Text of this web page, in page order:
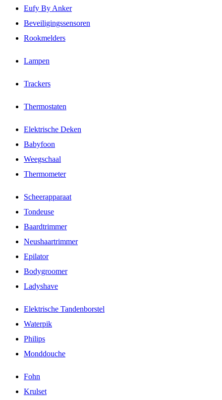
Eufy By Anker
Beveiligingssensoren
Rookmelders
Lampen
Trackers
Thermostaten
Elektrische Deken
Babyfoon
Weegschaal
Thermometer
Scheerapparaat
Tondeuse
Baardtrimmer
Neushaartrimmer
Epilator
Bodygroomer
Ladyshave
Elektrische Tandenborstel
Waterpik
Philips
Monddouche
Fohn
Krulset